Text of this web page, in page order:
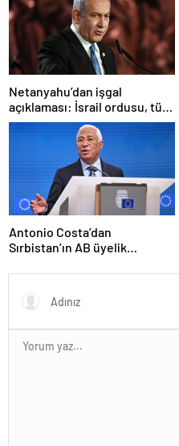
Netanyahu’dan işgal
açıklaması: İsrail ordusu, tüm
gücüyle Gazze’ye girecek
Antonio Costa’dan
Sırbistan’ın AB üyelik